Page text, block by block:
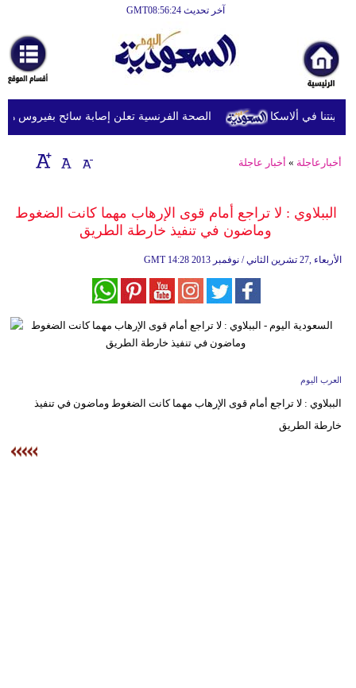
آخر تحديث GMT08:56:24
أخبارعاجلة
رياضة
ثقافة
إقتصاد
وموسيقى
ديكور
الصحة الفرنسية تعلن إصابة سائح بفيروس هانتا
أخبارعاجلة » أخبار عاجلة
الببلاوي : لا تراجع أمام قوى الإرهاب مهما كانت الضغوط
وماضون في تنفيذ خارطة الطريق‏
GMT 14:28 2013 الأربعاء ,27 تشرين الثاني / نوفمبر
العرب اليوم
الببلاوي : لا تراجع أمام قوى الإرهاب مهما كانت الضغوط وماضون في تنفيذ
خارطة الطريق‏